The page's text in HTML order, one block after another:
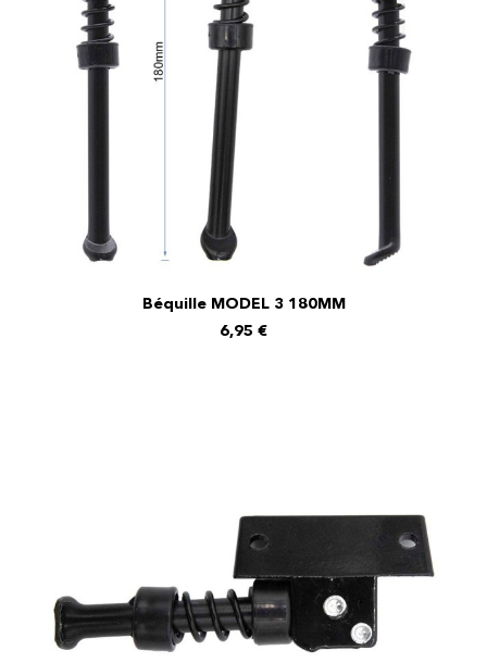
Béquille MODEL 3 180MM
6,95 €